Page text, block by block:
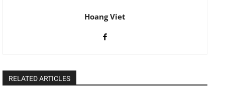
Hoang Viet
RELATED ARTICLES